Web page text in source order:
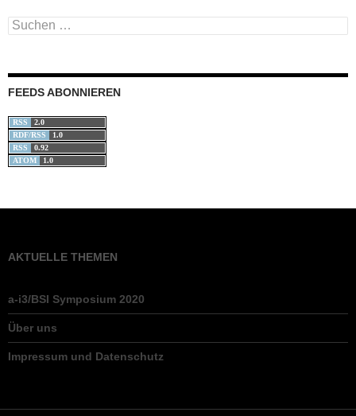
Suchen
nach:
FEEDS ABONNIEREN
RSS
2.0
RDF/RSS
1.0
RSS
0.92
ATOM
1.0
AKTUELLE THEMEN
a-i3/BSI Symposium 2020
Über uns
Impressum und Datenschutz